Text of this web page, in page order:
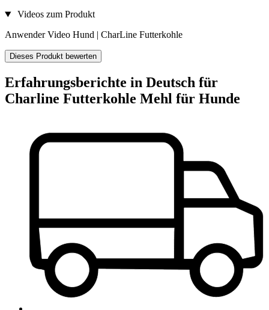
Videos zum Produkt
Anwender Video Hund | CharLine Futterkohle
Dieses Produkt bewerten
Erfahrungsberichte in Deutsch für
Charline Futterkohle Mehl für Hunde